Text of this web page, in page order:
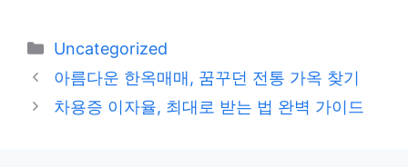
카
테
리
Uncategorized
아름다운 한옥매매, 꿈꾸던 전통 가옥 찾기
차용증 이자율, 최대로 받는 법 완벽 가이드